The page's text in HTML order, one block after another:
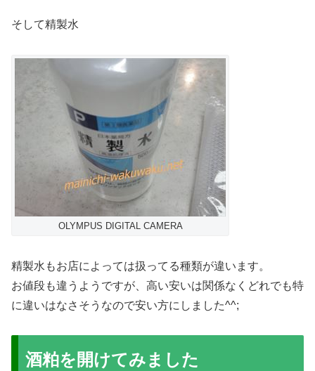
そして精製水
OLYMPUS DIGITAL CAMERA
精製水もお店によっては扱ってる種類が違います。
お値段も違うようですが、高い安いは関係なくどれでも特
に違いはなさそうなので安い方にしました^^;
酒粕を開けてみました